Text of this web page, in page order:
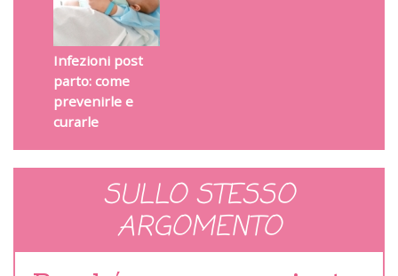
Infezioni post
parto: come
prevenirle e
curarle
SULLO STESSO
ARGOMENTO